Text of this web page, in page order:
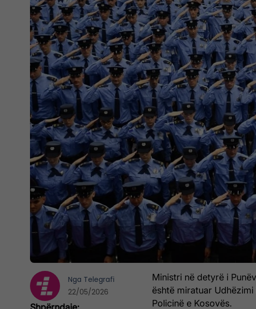
Ministri në detyrë i
është miratuar
Policinë e Kosovës.
Nga Telegrafi
22/05/2026